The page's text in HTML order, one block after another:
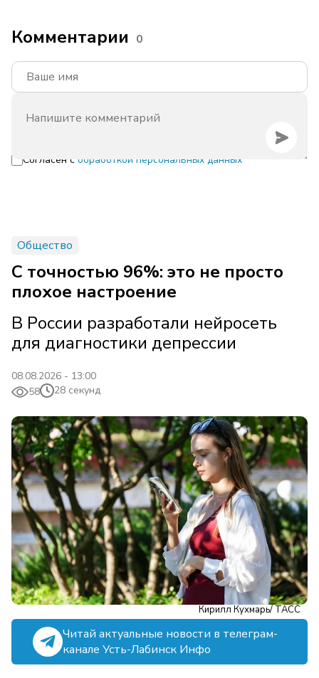
Комментарии 0
Согласен с обработкой персональных данных
Общество
С точностью 96%: это не просто
плохое настроение
В России разработали нейросеть
для диагностики депрессии
08.08.2026 - 13:00
58
28 секунд
Кирилл Кухмарь/ ТАСС
Читай актуальные новости в телеграм-
канале Усть-Лабинск Инфо